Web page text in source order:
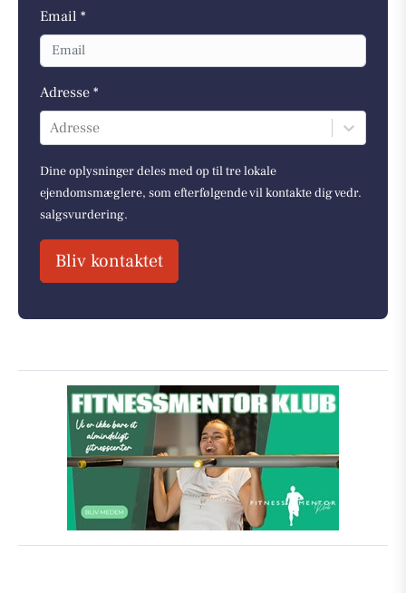
Email *
Adresse *
Adresse
Dine oplysninger deles med op til tre lokale
ejendomsmæglere, som efterfølgende vil kontakte dig vedr.
salgsvurdering.
Bliv kontaktet